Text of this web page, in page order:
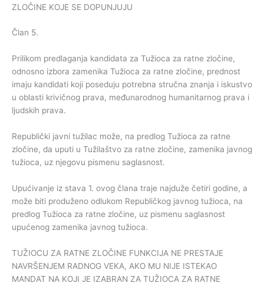
ZLOČINE KOJE SE DOPUNJUJU
Član 5.
Prilikom predlaganja kandidata za Tužioca za ratne zločine,
odnosno izbora zamenika Tužioca za ratne zločine, prednost
imaju kandidati koji poseduju potrebna stručna znanja i iskustvo
u oblasti krivičnog prava, međunarodnog humanitarnog prava i
ljudskih prava.
Republički javni tužilac može, na predlog Tužioca za ratne
zločine, da uputi u Tužilaštvo za ratne zločine, zamenika javnog
tužioca, uz njegovu pismenu saglasnost.
Upućivanje iz stava 1. ovog člana traje najduže četiri godine, a
može biti produženo odlukom Republičkog javnog tužioca, na
predlog Tužioca za ratne zločine, uz pismenu saglasnost
upućenog zamenika javnog tužioca.
TUŽIOCU ZA RATNE ZLOČINE FUNKCIJA NE PRESTAJE
NAVRŠENJEM RADNOG VEKA, AKO MU NIJE ISTEKAO
MANDAT NA KOJI JE IZABRAN ZA TUŽIOCA ZA RATNE